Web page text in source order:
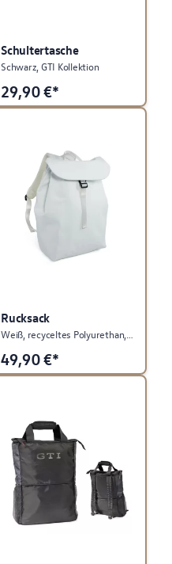
Schultertasche
Schwarz, GTI Kollektion
29,90€*
Rucksack
49,90€*